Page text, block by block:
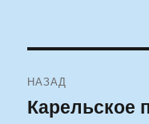
по
НАЗАД
Предыдущая
Карельское